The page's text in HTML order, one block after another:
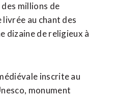
millions de
au chant des
dizaine de religieux à
inscrite au
monument